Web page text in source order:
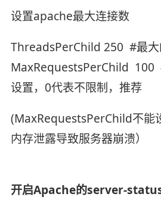
设置apache最大连接数
ThreadsPerChild 250 #最大
MaxRequestsPerChild 100
设置，0代表不限制，推荐
(MaxRequestsPerChild不能
内存泄露导致服务器崩溃）
开启Apache的server-